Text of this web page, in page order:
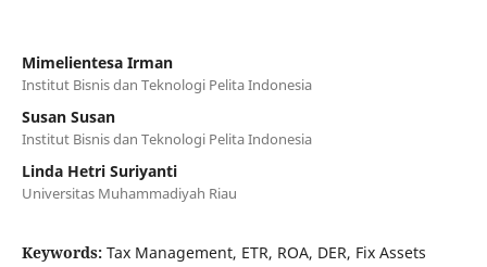
Mimelientesa Irman
Institut Bisnis dan Teknologi Pelita Indonesia
Susan Susan
Institut Bisnis dan Teknologi Pelita Indonesia
Linda Hetri Suriyanti
Universitas Muhammadiyah Riau
Keywords: Tax Management, ETR, ROA, DER, Fix Assets